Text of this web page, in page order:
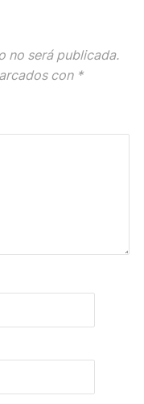
no será publicada.
con *